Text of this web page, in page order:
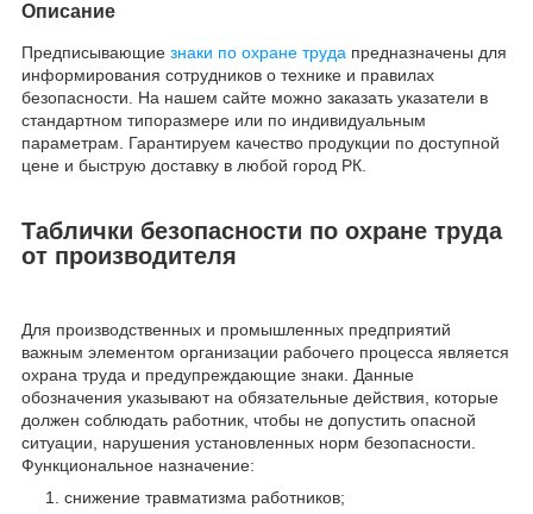
Описание
Предписывающие знаки по охране труда предназначены для
информирования сотрудников о технике и правилах
безопасности. На нашем сайте можно заказать указатели в
стандартном типоразмере или по индивидуальным
параметрам. Гарантируем качество продукции по доступной
цене и быструю доставку в любой город РК.
Таблички безопасности по охране труда
от производителя
Для производственных и промышленных предприятий
важным элементом организации рабочего процесса является
охрана труда и предупреждающие знаки. Данные
обозначения указывают на обязательные действия, которые
должен соблюдать работник, чтобы не допустить опасной
ситуации, нарушения установленных норм безопасности.
Функциональное назначение:
снижение травматизма работников;